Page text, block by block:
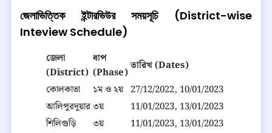
জেলাভিত্তিক ইন্টারভিউর সময়সূচি (District-wise
Inteview Schedule)
জেলা
(District)
ধাপ
(Phase)তারিখ (Dates)
কোলকাতা
১ম ও ২য় 27/12/2022, 10/01/2023
আলিপুরদুয়ার৩য়
11/01/2023, 13/01/2023
শিলিগুড়ি
৩য়
11/01/2023, 13/01/2023